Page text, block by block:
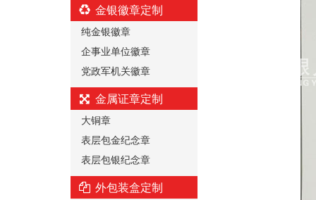
金银徽章定制
纯金银徽章
企事业单位徽章
党政军机关徽章
金属证章定制
大铜章
表层包金纪念章
表层包银纪念章
外包装盒定制